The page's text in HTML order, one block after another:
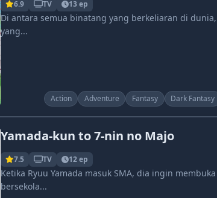
6.9 TV 13 ep
Di antara semua binatang yang berkeliaran di
yang...
Action Adventure Fantasy Dark Fantasy
Yamada-kun to 7-nin no Majo
7.5 TV 12 ep
Ketika Ryuu Yamada masuk SMA, dia ingin
bersekola...